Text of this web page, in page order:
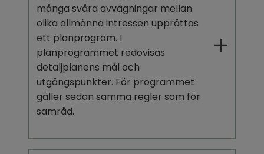
många svåra avvägningar mellan
olika allmänna intressen upprättas
ett planprogram. I
planprogrammet redovisas
detaljplanens mål och
utgångspunkter. För programmet
gäller sedan samma regler som för
samråd.